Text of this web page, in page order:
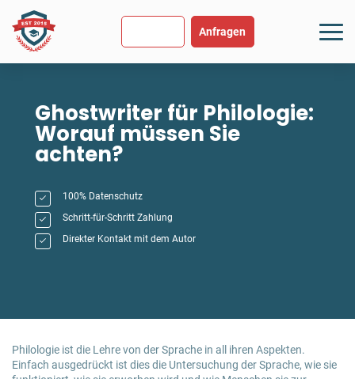
894 Bewertungen SEHR GUT
Anfragen
Ghostwriter für Philologie:
Worauf müssen Sie
achten?
100% Datenschutz
Schritt-für-Schritt Zahlung
Direkter Kontakt mit dem Autor
Philologie ist die Lehre von der Sprache in all ihren Aspekten.
Einfach ausgedrückt ist dies die Untersuchung der Sprache, wie sie